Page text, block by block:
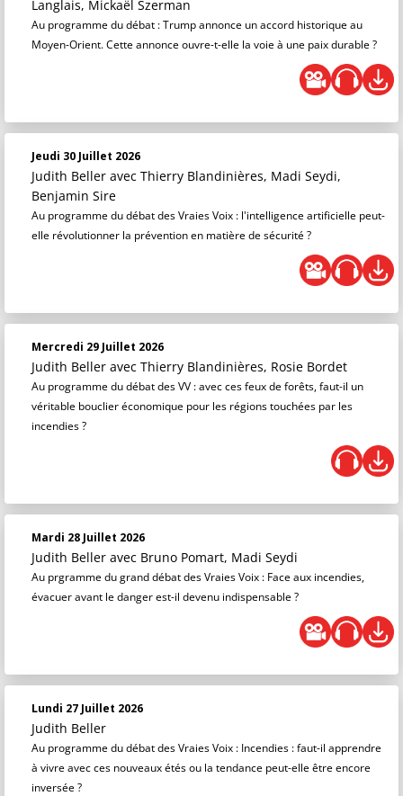
Langlais, Mickaël Szerman
Au programme du débat : Trump annonce un accord historique au
Moyen-Orient. Cette annonce ouvre-t-elle la voie à une paix durable ?
Jeudi 30 Juillet 2026
Judith Beller avec Thierry Blandinières, Madi Seydi,
Benjamin Sire
Au programme du débat des Vraies Voix : l'intelligence artificielle peut-
elle révolutionner la prévention en matière de sécurité ?
Mercredi 29 Juillet 2026
Judith Beller avec Thierry Blandinières, Rosie Bordet
Au programme du débat des VV : avec ces feux de forêts, faut-il un
véritable bouclier économique pour les régions touchées par les
incendies ?
Mardi 28 Juillet 2026
Judith Beller avec Bruno Pomart, Madi Seydi
Au prgramme du grand débat des Vraies Voix : Face aux incendies,
évacuer avant le danger est-il devenu indispensable ?
Lundi 27 Juillet 2026
Judith Beller
Au programme du débat des Vraies Voix : Incendies : faut-il apprendre
à vivre avec ces nouveaux étés ou la tendance peut-elle être encore
inversée ?